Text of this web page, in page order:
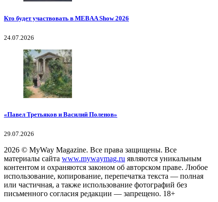
Кто будет участвовать в MEBAA Show 2026
24.07.2026
«Павел Третьяков и Василий Поленов»
29.07.2026
2026 © MyWay Magazine. Все права защищены. Все
материалы сайта www.mywaymag.ru являются уникальным
контентом и охраняются законом об авторском праве. Любое
использование, копирование, перепечатка текста — полная
или частичная, а также использование фотографий без
письменного согласия редакции — запрещено. 18+